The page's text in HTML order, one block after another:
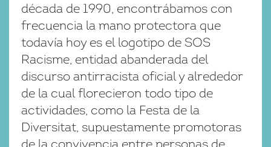
década de 1990, encontrábamos con
frecuencia la mano protectora que
todavía hoy es el logotipo de SOS
Racisme, entidad abanderada del
discurso antirracista oficial y alrededor
de la cual florecieron todo tipo de
actividades, como la Festa de la
Diversitat, supuestamente promotoras